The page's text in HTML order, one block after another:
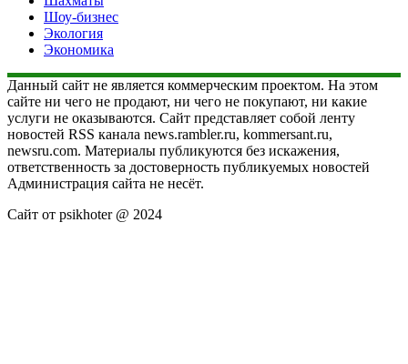
Шоу-бизнес
Экология
Экономика
Данный сайт не является коммерческим проектом. На этом
сайте ни чего не продают, ни чего не покупают, ни какие
услуги не оказываются. Сайт представляет собой ленту
новостей RSS канала news.rambler.ru, kommersant.ru,
newsru.com. Материалы публикуются без искажения,
ответственность за достоверность публикуемых новостей
Администрация сайта не несёт.
Сайт от psikhoter @ 2024